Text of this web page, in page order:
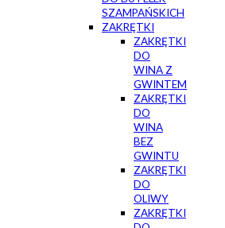
SZAMPAŃSKICH
ZAKRĘTKI
ZAKRĘTKI
DO
WINA Z
GWINTEM
ZAKRĘTKI
DO
WINA
BEZ
GWINTU
ZAKRĘTKI
DO
OLIWY
ZAKRĘTKI